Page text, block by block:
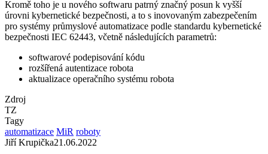
Kromě toho je u nového softwaru patrný značný posun k vyšší
úrovni kybernetické bezpečnosti, a to s inovovaným zabezpečením
pro systémy průmyslové automatizace podle standardu kybernetické
bezpečnosti IEC 62443, včetně následujících parametrů:
softwarové podepisování kódu
rozšířená autentizace robota
aktualizace operačního systému robota
Zdroj
TZ
Tagy
automatizace MiR roboty
Jiří Krupička21.06.2022